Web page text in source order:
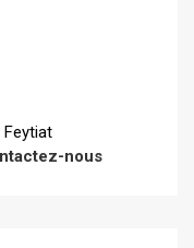
Feytiat
nous